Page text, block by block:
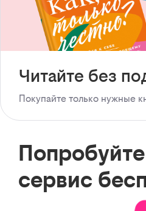
Читайте без
Покупайте только нужные
сервис